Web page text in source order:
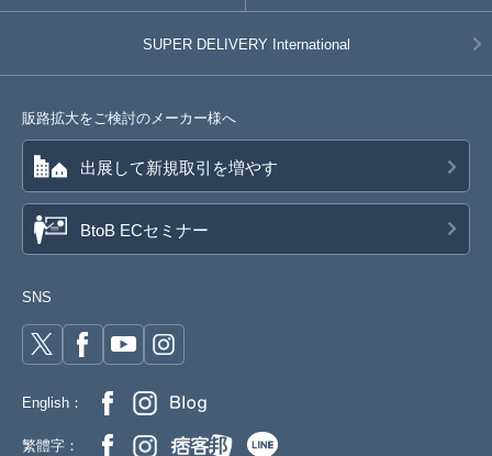
SUPER DELIVERY International
販路拡大をご検討のメーカー様へ
出展して新規取引を増やす
BtoB ECセミナー
SNS
English：
繁體字：